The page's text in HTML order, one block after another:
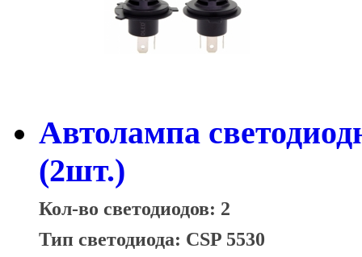
Автолампа
(2шт.)
Кол-во светодиодов: 2
Тип светодиода: CSP 5530